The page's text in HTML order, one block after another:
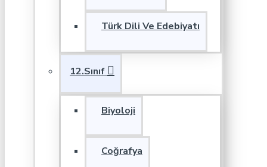
Türk Dili Ve Edebiyatı
12.Sınıf
Biyoloji
Coğrafya